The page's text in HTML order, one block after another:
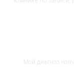
Мой диагноз